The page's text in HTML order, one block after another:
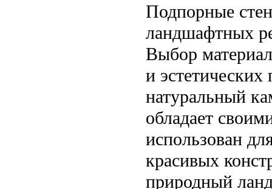
Подпорные
ландшафтных
Выбор
и
натуральный
обладает
использован
красивых
природный